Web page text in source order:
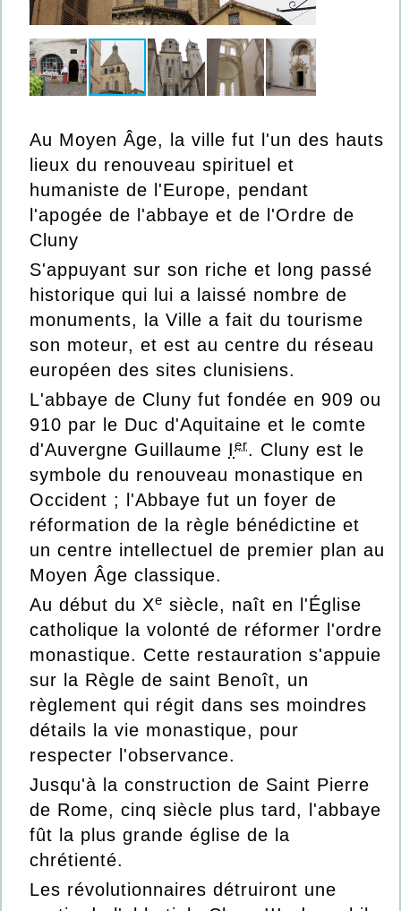
Au Moyen Âge, la ville fut l'un des hauts
lieux du renouveau spirituel et
humaniste de l'Europe, pendant
l'apogée de l'abbaye et de l'Ordre de
Cluny
S'appuyant sur son riche et long passé
historique qui lui a laissé nombre de
monuments, la Ville a fait du tourisme
son moteur, et est au centre du réseau
européen des sites clunisiens.
L'abbaye de Cluny fut fondée en 909 ou
910 par le Duc d'Aquitaine et le comte
d'Auvergne Guillaume Ier. Cluny est le
symbole du renouveau monastique en
Occident ; l'Abbaye fut un foyer de
réformation de la règle bénédictine et
un centre intellectuel de premier plan au
Moyen Âge classique.
Au début du Xe siècle, naît en l'Église
catholique la volonté de réformer l'ordre
monastique. Cette restauration s'appuie
sur la Règle de saint Benoît, un
règlement qui régit dans ses moindres
détails la vie monastique, pour
respecter l'observance.
Jusqu'à la construction de Saint Pierre
de Rome, cinq siècle plus tard, l'abbaye
fût la plus grande église de la
chrétienté.
Les révolutionnaires détruiront une